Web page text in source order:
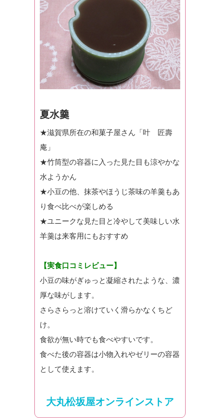
夏水羹
★滋賀県所在の和菓子屋さん「叶 匠壽
庵」
★竹筒型の容器に入った見た目も涼やかな
水ようかん
★小豆の他、抹茶やほうじ茶味の羊羹もあ
り食べ比べが楽しめる
★ユニークな見た目と冷やして美味しい水
羊羹は来客用にもおすすめ
【実食口コミレビュー】
小豆の味がぎゅっと凝縮されたような、濃
厚な味がします。
さらさらっと溶けていく滑らかなくちど
け。
食欲が無い時でも食べやすいです。
食べた後の容器は小物入れやゼリーの容器
として使えます。
大丸松坂屋オンラインストア